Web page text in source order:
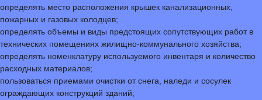
определять место расположения крышек канализационных,
пожарных и газовых колодцев;
определять объемы и виды предстоящих сопутствующих работ в
технических помещениях жилищно-коммунального хозяйства;
определять номенклатуру используемого инвентаря и количество
расходных материалов;
пользоваться приемами очистки от снега, наледи и сосулек
ограждающих конструкций зданий;